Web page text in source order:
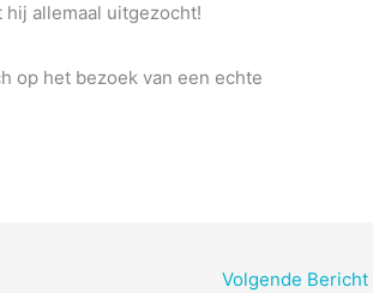
allemaal uitgezocht!
op het bezoek van een echte
Volgende Bericht